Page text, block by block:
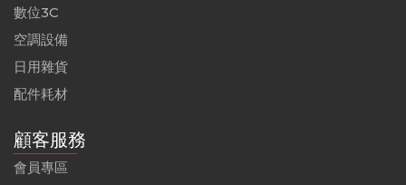
數位3C
空調設備
日用雜貨
配件耗材
顧客服務
會員專區